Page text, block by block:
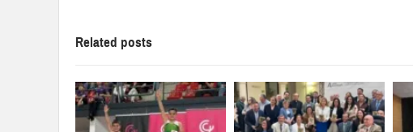
Related posts